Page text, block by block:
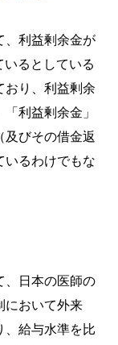
、利益剰余金が
るとしている
おり、利益剰余
利益剰余金」
及びその借金返
いるわけでもな
、日本の医師の
において外来
、給与水準を比